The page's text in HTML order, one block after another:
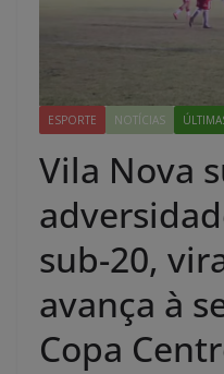
ESPORTE NOTÍCIAS
Vila Nova
sub-20,
avança à
Copa